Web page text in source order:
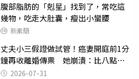
腹部脂肪的「剋星」找到了，常吃這
幾物，吃走大肚囊，瘦出小蠻腰
新素簡
丈夫小三假證做試管！癌妻開庭前1分
鐘再收離婚傳票 她崩潰：比八點檔
還扯2026-07-31